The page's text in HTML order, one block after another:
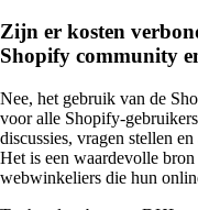
Zijn er kosten
Shopify community
Nee, het gebruik van de
voor alle Shopify-
discussies, vragen stellen
Het is een waardevolle
webwinkeliers die hun